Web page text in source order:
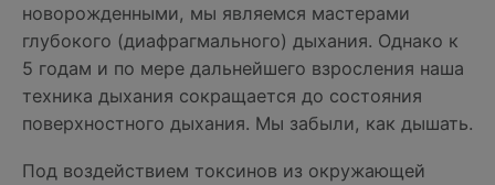
новорожденными, мы являемся мастерами
глубокого (диафрагмального) дыхания. Однако к
5 годам и по мере дальнейшего взросления наша
техника дыхания сокращается до состояния
поверхностного дыхания. Мы забыли, как дышать.
Под воздействием токсинов из окружающей